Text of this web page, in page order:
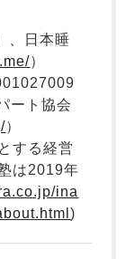
新着商品
Arrival -
着商品
Arrival -
、日本睡
）
ート協会
）
する経営
は2019年
ina
)